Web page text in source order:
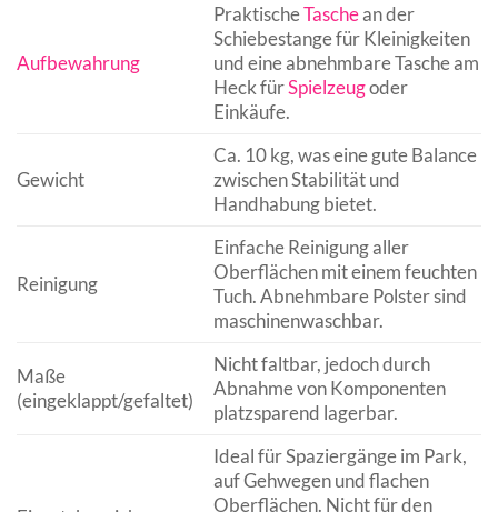
Aufbewahrung
PraktischeTaschean der
Schiebestange für Kleinigkeiten
und eine abnehmbare Tasche am
Heck fürSpielzeugoder
Einkäufe.
Gewicht
Ca. 10 kg, was eine gute Balance
zwischen Stabilität und
Handhabung bietet.
Reinigung
Einfache Reinigung aller
Oberflächen mit einem feuchten
Tuch. Abnehmbare Polster sind
maschinenwaschbar.
Maße
(eingeklappt/gefaltet)
Nicht faltbar, jedoch durch
Abnahme von Komponenten
platzsparend lagerbar.
Ideal für Spaziergänge im Park,
auf Gehwegen und flachen
Oberflächen. Nicht für den